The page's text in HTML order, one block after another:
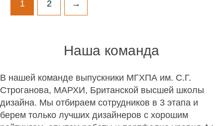
1 2 →
Наша команда
В нашей команде выпускники МГХПА им. С.Г.
Строганова, МАРХИ, Британской высшей школы
дизайна. Мы отбираем сотрудников в 3 этапа и
берем только лучших дизайнеров с хорошим